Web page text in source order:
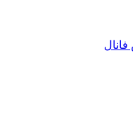
فانال